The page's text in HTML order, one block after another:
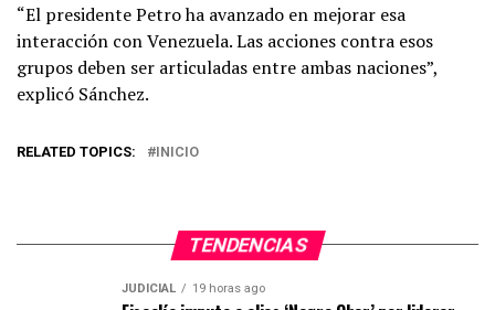
“El presidente Petro ha avanzado en mejorar esa
interacción con Venezuela. Las acciones contra esos
grupos deben ser articuladas entre ambas naciones”,
explicó Sánchez.
RELATED TOPICS: INICIO
TENDENCIAS
JUDICIAL 19 horas ago